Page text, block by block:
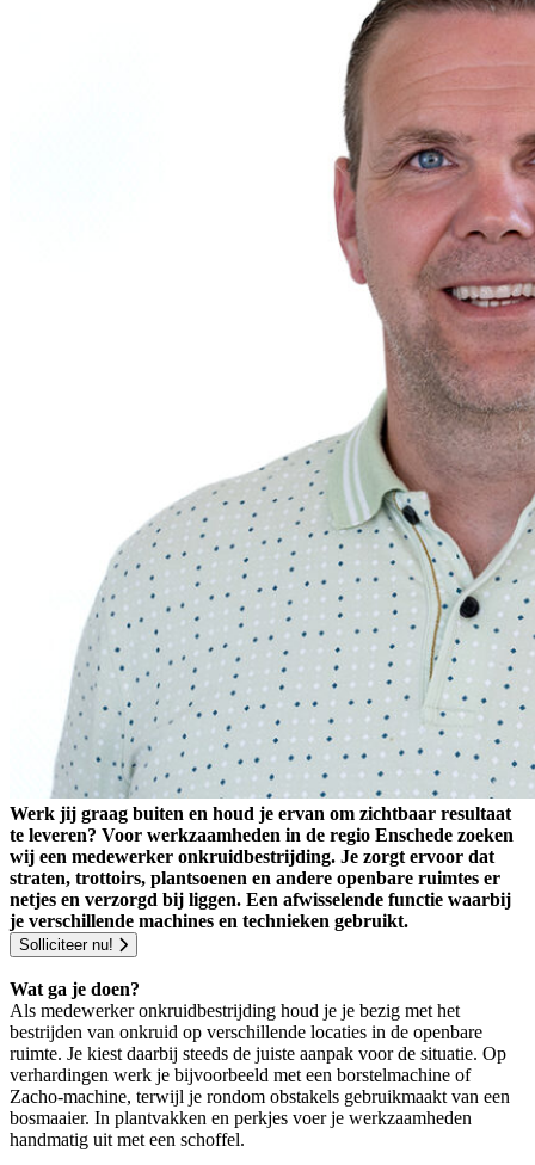
Werk jij graag buiten en houd je ervan om zichtbaar resultaat
te leveren? Voor werkzaamheden in de regio Enschede zoeken
wij een medewerker onkruidbestrijding. Je zorgt ervoor dat
straten, trottoirs, plantsoenen en andere openbare ruimtes er
netjes en verzorgd bij liggen. Een afwisselende functie waarbij
je verschillende machines en technieken gebruikt.
Solliciteer nu!
Wat ga je doen?
Als medewerker onkruidbestrijding houd je je bezig met het
bestrijden van onkruid op verschillende locaties in de openbare
ruimte. Je kiest daarbij steeds de juiste aanpak voor de situatie. Op
verhardingen werk je bijvoorbeeld met een borstelmachine of
Zacho-machine, terwijl je rondom obstakels gebruikmaakt van een
bosmaaier. In plantvakken en perkjes voer je werkzaamheden
handmatig uit met een schoffel.